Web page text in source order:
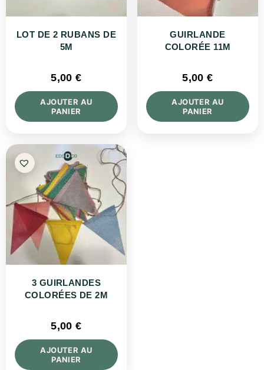
LOT DE 2 RUBANS DE
5M
5,00€
AJOUTER AU
PANIER
GUIRLANDE
COLORÉE 11M
5,00€
AJOUTER AU
PANIER
3 GUIRLANDES
COLORÉES DE 2M
5,00€
AJOUTER AU
PANIER